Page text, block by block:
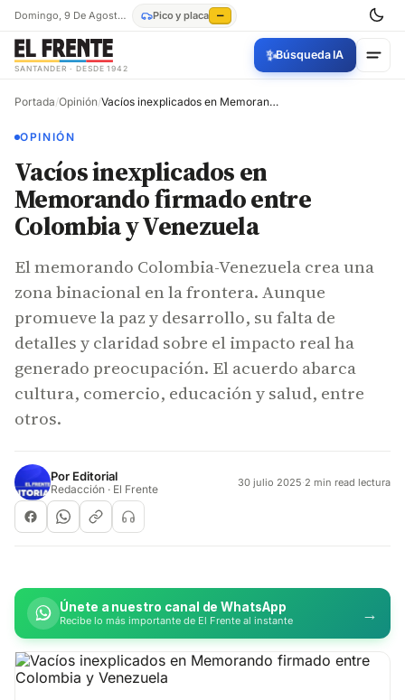
Domingo, 9 De Agosto De 2026 Pico y placa —
SANTANDER · DESDE 1942
✨Búsqueda IA
Portada/Opinión/ Vacíos inexplicados en Memorando firmado entre Colombia y Venezuela
OPINIÓN
Vacíos inexplicados en
Memorando firmado entre
Colombia y Venezuela
El memorando Colombia-Venezuela crea una
zona binacional en la frontera. Aunque
promueve la paz y desarrollo, su falta de
detalles y claridad sobre el impacto real ha
generado preocupación. El acuerdo abarca
cultura, comercio, educación y salud, entre
otros.
Por Editorial
Redacción · El Frente 30 julio 2025·2 min read lectura
Únete a nuestro canal de WhatsApp
Recibe lo más importante de El Frente al instante →